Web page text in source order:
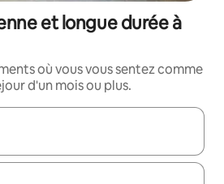
et longue durée à
où vous vous sentez comme
d'un mois ou plus.
utilisez les flèches vers le